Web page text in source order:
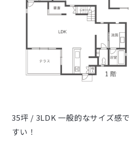
35坪 / 3LDK 一般的なサイズ感
すい！